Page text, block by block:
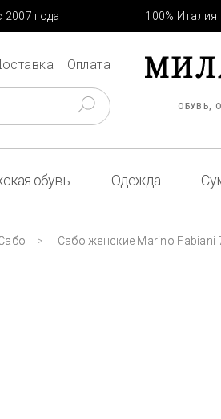
2007 года 100% Италия
Оплата
ОБУВЬ,
обувь Одежда
Сабо женские Marino Fabiani